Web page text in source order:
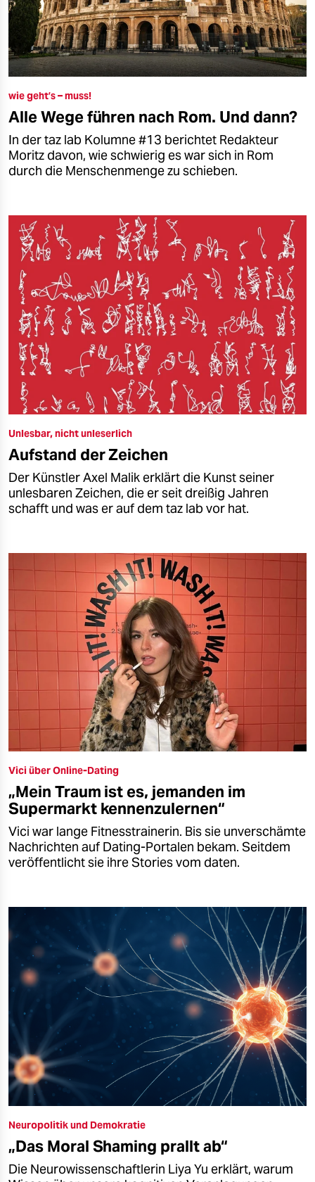
wie geht’s – muss!
Alle Wege führen nach Rom. Und dann?
In der taz lab Kolumne #13 berichtet Redakteur
Moritz davon, wie schwierig es war sich in Rom
durch die Menschenmenge zu schieben.
Unlesbar, nicht unleserlich
Aufstand der Zeichen
Der Künstler Axel Malik erklärt die Kunst seiner
unlesbaren Zeichen, die er seit dreißig Jahren
schafft und was er auf dem taz lab vor hat.
Vici über Online-Dating
„Mein Traum ist es, jemanden im
Supermarkt kennenzulernen“
Vici war lange Fitnesstrainerin. Bis sie unverschämte
Nachrichten auf Dating-Portalen bekam. Seitdem
veröffentlicht sie ihre Stories vom daten.
Neuropolitik und Demokratie
„Das Moral Shaming prallt ab“
Die Neurowissenschaftlerin Liya Yu erklärt, warum